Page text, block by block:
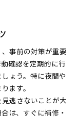
事前の対策が重要
確認を定期的に行
ょう。特に夜間や
ます。
逃さないことが大
は、すぐに補修・